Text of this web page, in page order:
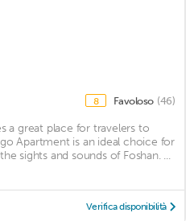
8 Favoloso (46)
a great place for travelers to
Apartment is an ideal choice for
sights and sounds of Foshan. ...
Verifica disponibilità